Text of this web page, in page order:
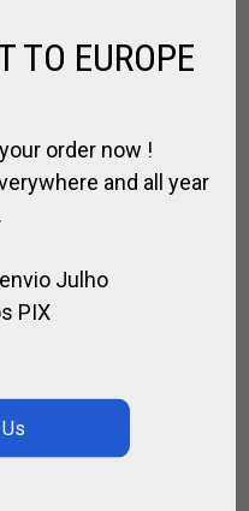
TO EUROPE
order now !
and all year
Julho
PIX